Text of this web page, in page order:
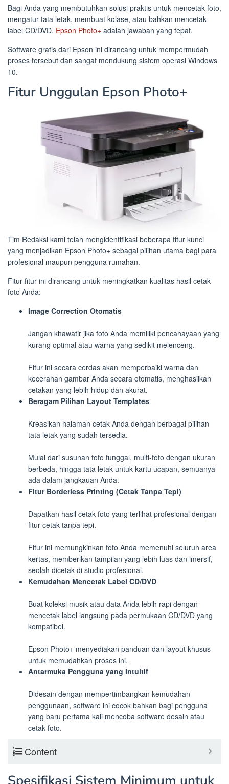
Bagi Anda yang membutuhkan solusi praktis untuk mencetak foto,
mengatur tata letak, membuat kolase, atau bahkan mencetak
label CD/DVD, Epson Photo+ adalah jawaban yang tepat.
Software gratis dari Epson ini dirancang untuk mempermudah
proses tersebut dan sangat mendukung sistem operasi Windows
10.
Fitur Unggulan Epson Photo+
Tim Redaksi kami telah mengidentifikasi beberapa fitur kunci
yang menjadikan Epson Photo+ sebagai pilihan utama bagi para
profesional maupun pengguna rumahan.
Fitur-fitur ini dirancang untuk meningkatkan kualitas hasil cetak
foto Anda:
Image Correction Otomatis
Jangan khawatir jika foto Anda memiliki pencahayaan yang
kurang optimal atau warna yang sedikit melenceng.
Fitur ini secara cerdas akan memperbaiki warna dan
kecerahan gambar Anda secara otomatis, menghasilkan
cetakan yang lebih hidup dan akurat.
Beragam Pilihan Layout Templates
Kreasikan halaman cetak Anda dengan berbagai pilihan
tata letak yang sudah tersedia.
Mulai dari susunan foto tunggal, multi-foto dengan ukuran
berbeda, hingga tata letak untuk kartu ucapan, semuanya
ada dalam jangkauan Anda.
Fitur Borderless Printing (Cetak Tanpa Tepi)
Dapatkan hasil cetak foto yang terlihat profesional dengan
fitur cetak tanpa tepi.
Fitur ini memungkinkan foto Anda memenuhi seluruh area
kertas, memberikan tampilan yang lebih luas dan imersif,
seolah dicetak di studio profesional.
Kemudahan Mencetak Label CD/DVD
Buat koleksi musik atau data Anda lebih rapi dengan
mencetak label langsung pada permukaan CD/DVD yang
kompatibel.
Epson Photo+ menyediakan panduan dan layout khusus
untuk memudahkan proses ini.
Antarmuka Pengguna yang Intuitif
Didesain dengan mempertimbangkan kemudahan
penggunaan, software ini cocok bahkan bagi pengguna
yang baru pertama kali mencoba software desain atau
cetak foto.
Content